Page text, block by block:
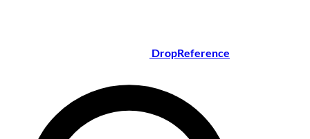
DropReference